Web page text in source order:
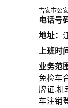
吉安市公
电话号
地址：
上班时
业务范
免检车
牌证,机
车注销